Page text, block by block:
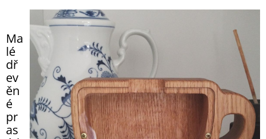
Ma
lé
dř
ev
ěn
é
pr
as